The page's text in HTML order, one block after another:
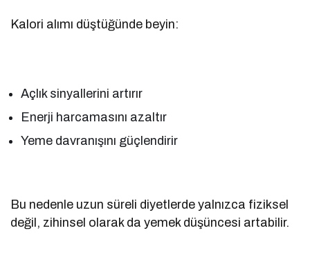
Kalori alımı düştüğünde beyin:
Açlık sinyallerini artırır
Enerji harcamasını azaltır
Yeme davranışını güçlendirir
Bu nedenle uzun süreli diyetlerde yalnızca fiziksel
değil, zihinsel olarak da yemek düşüncesi artabilir.